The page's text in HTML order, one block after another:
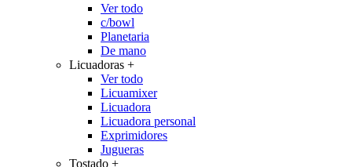
Ver todo
c/bowl
Planetaria
De mano
Licuadoras +
Ver todo
Licuamixer
Licuadora
Licuadora personal
Exprimidores
Jugueras
Tostado +